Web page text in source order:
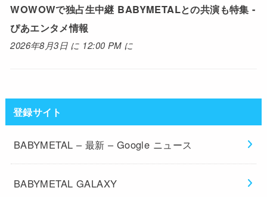
WOWOWで独占生中継 BABYMETALとの共演も特集 -
ぴあエンタメ情報
2026年8月3日 に 12:00 PM に
登録サイト
BABYMETAL – 最新 – Google ニュース
BABYMETAL GALAXY